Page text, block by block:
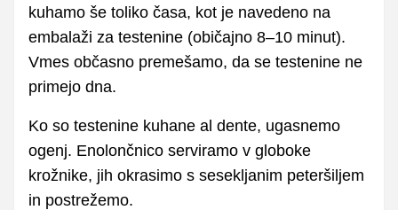
kuhamo še toliko časa, kot je navedeno na
embalaži za testenine (običajno 8–10 minut).
Vmes občasno premešamo, da se testenine ne
primejo dna.
Ko so testenine kuhane al dente, ugasnemo
ogenj. Enolončnico serviramo v globoke
krožnike, jih okrasimo s sesekljanim peteršiljem
in postrežemo.